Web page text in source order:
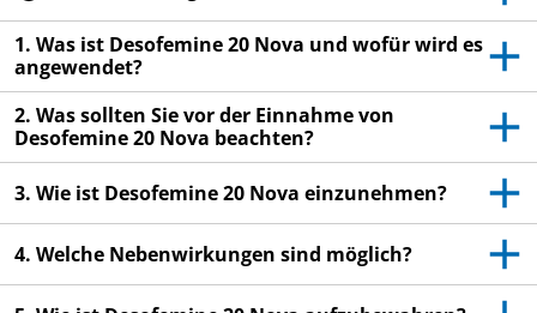
kombinierten hormonalen Kontrazeptivums nach
einer Unterbrechung von 4 oder mehr Wochen.
Achten Sie bitte aufmerksam auf Symptome eines
Blutgerinnsels und wenden Sie sich an Ihren Arzt,
wenn Sie vermuten, diese zu haben (siehe
Abschnitt 2, „Blutgerinnsel“).
Lesen Sie die gesamte Packungsbeilage sorgfältig
durch, bevor Sie mit der Einnahme dieses
Arzneimittels beginnen, denn sie enthält wichtige
1. Was ist Desofemine 20 Nova und wofür wird es
angewendet?
2. Was sollten Sie vor der Einnahme von
Desofemine 20 Nova beachten?
3. Wie ist Desofemine 20 Nova einzunehmen?
4. Welche Nebenwirkungen sind möglich?